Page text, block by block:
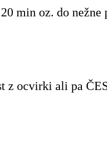
min oz. do nežne
z ocvirki ali pa